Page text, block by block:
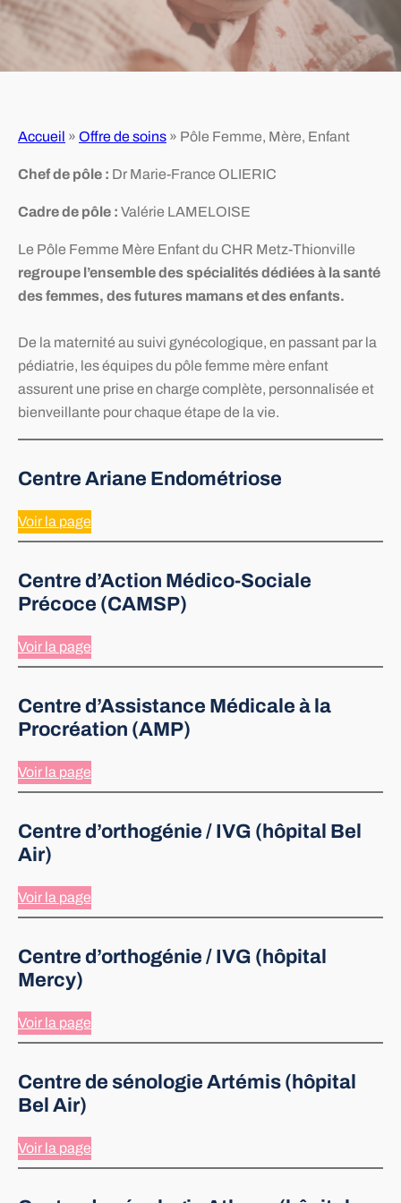
Accueil » Offre de soins » Pôle Femme, Mère, Enfant
Chef de pôle : Dr Marie-France OLIERIC
Cadre de pôle : Valérie LAMELOISE
Le Pôle Femme Mère Enfant du CHR Metz-Thionville
regroupe l’ensemble des spécialités dédiées à la santé
des femmes, des futures mamans et des enfants.
De la maternité au suivi gynécologique, en passant par la
pédiatrie, les équipes du pôle femme mère enfant
assurent une prise en charge complète, personnalisée et
bienveillante pour chaque étape de la vie.
Centre Ariane Endométriose
Voir la page
Centre d’Action Médico-Sociale
Précoce (CAMSP)
Voir la page
Centre d’Assistance Médicale à la
Procréation (AMP)
Voir la page
Centre d’orthogénie / IVG (hôpital Bel
Air)
Voir la page
Centre d’orthogénie / IVG (hôpital
Mercy)
Voir la page
Centre de sénologie Artémis (hôpital
Bel Air)
Voir la page